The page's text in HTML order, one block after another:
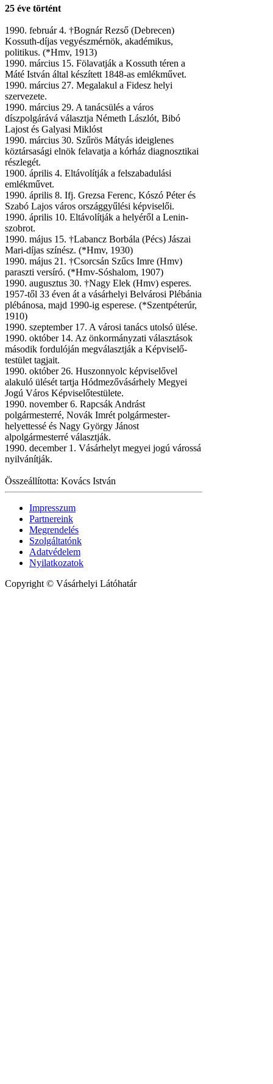
25 éve történt
1990. február 4. †Bognár Rezső (Debrecen)
Kossuth-díjas vegyészmérnök, akadémikus,
politikus. (*Hmv, 1913)
1990. március 15. Fölavatják a Kossuth téren a
Máté István által készített 1848-as emlékművet.
1990. március 27. Megalakul a Fidesz helyi
szervezete.
1990. március 29. A tanácsülés a város
díszpolgárává választja Németh Lászlót, Bibó
Lajost és Galyasi Miklóst
1990. március 30. Szűrös Mátyás ideiglenes
köztársasági elnök felavatja a kórház diagnosztikai
részlegét.
1900. április 4. Eltávolítják a felszabadulási
emlékművet.
1990. április 8. Ifj. Grezsa Ferenc, Kószó Péter és
Szabó Lajos város országgyűlési képviselői.
1990. április 10. Eltávolítják a helyéről a Lenin-
szobrot.
1990. május 15. †Labancz Borbála (Pécs) Jászai
Mari-díjas színész. (*Hmv, 1930)
1990. május 21. †Csorcsán Szűcs Imre (Hmv)
paraszti versíró. (*Hmv-Sóshalom, 1907)
1990. augusztus 30. †Nagy Elek (Hmv) esperes.
1957-től 33 éven át a vásárhelyi Belvárosi Plébánia
plébánosa, majd 1990-ig esperese. (*Szentpéterúr,
1910)
1990. szeptember 17. A városi tanács utolsó ülése.
1990. október 14. Az önkormányzati választások
második fordulóján megválasztják a Képviselő-
testület tagjait.
1990. október 26. Huszonnyolc képviselővel
alakuló ülését tartja Hódmezővásárhely Megyei
Jogú Város Képviselőtestülete.
1990. november 6. Rapcsák Andrást
polgármesterré, Novák Imrét polgármester-
helyettessé és Nagy György Jánost
alpolgármesterré választják.
1990. december 1. Vásárhelyt megyei jogú várossá
nyilvánítják.
Összeállította: Kovács István
Impresszum
Partnereink
Megrendelés
Szolgáltatónk
Adatvédelem
Nyilatkozatok
Copyright © Vásárhelyi Látóhatár